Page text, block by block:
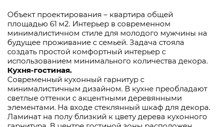
Объект проектирования – квартира общей
площадью 61 м2. Интерьер в современном
минималистичном стиле для молодого мужчины на
будущее проживание с семьей. Задача стояла
создать простой комфортный интерьер с
использованием минимального количества декора.
Кухня-гостиная.
Современный кухонный гарнитур с
минималистичным дизайном. В кухне преобладают
светлые оттенки с акцентными деревянными
элементами. На входе стеклянный шкаф для декора.
Ламинат на полу близкий к цвету дерева кухонного